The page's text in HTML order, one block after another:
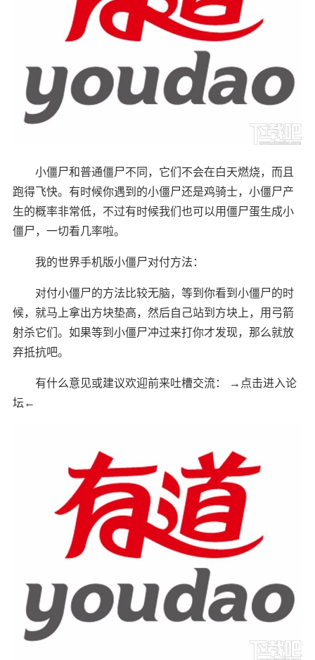
小僵尸和普通僵尸不同，它们不会在白天燃烧，而且
跑得飞快。有时候你遇到的小僵尸还是鸡骑士，小僵尸产
生的概率非常低，不过有时候我们也可以用僵尸蛋生成小
僵尸，一切看几率啦。
我的世界手机版小僵尸对付方法：
对付小僵尸的方法比较无脑，等到你看到小僵尸的时
候，就马上拿出方块垫高，然后自己站到方块上，用弓箭
射杀它们。如果等到小僵尸冲过来打你才发现，那么就放
弃抵抗吧。
有什么意见或建议欢迎前来吐槽交流： →点击进入论
坛←